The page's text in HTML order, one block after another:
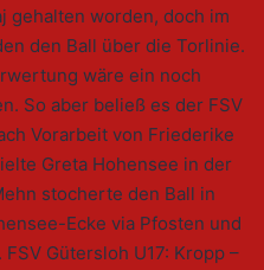
gehalten worden, doch im
den Ball über die Torlinie.
wäre ein noch
So aber beließ es der FSV
Vorarbeit von Friederike
Greta Hohensee in der
stocherte den Ball in
Ecke via Pfosten und
Gütersloh U17: Kropp –